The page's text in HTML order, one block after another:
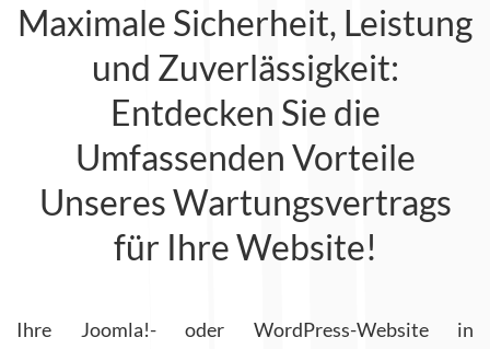
Maximale Sicherheit, Leistung
und Zuverlässigkeit:
Entdecken Sie die
Umfassenden Vorteile
Unseres Wartungsvertrags
für Ihre Website!
Ihre Joomla!- oder WordPress-Website in